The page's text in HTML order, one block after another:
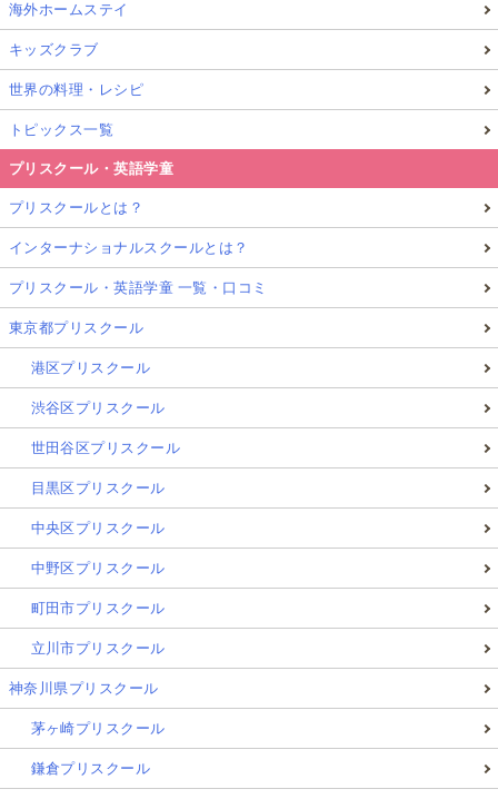
海外ホームステイ
キッズクラブ
世界の料理・レシピ
トピックス一覧
プリスクール・英語学童
プリスクールとは？
インターナショナルスクールとは？
プリスクール・英語学童 一覧・口コミ
東京都プリスクール
港区プリスクール
渋谷区プリスクール
世田谷区プリスクール
目黒区プリスクール
中央区プリスクール
中野区プリスクール
町田市プリスクール
立川市プリスクール
神奈川県プリスクール
茅ヶ崎プリスクール
鎌倉プリスクール